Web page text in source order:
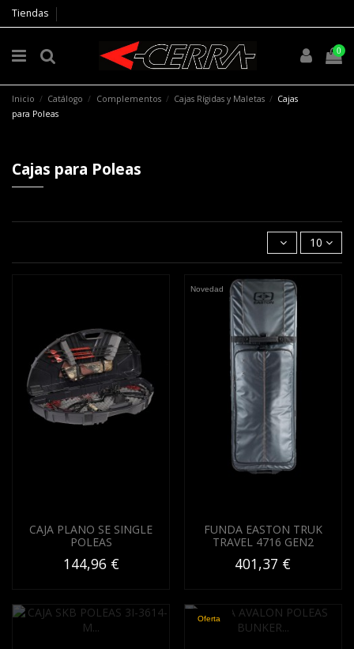
Tiendas
0
Inicio Catálogo Complementos Cajas Rígidas y Maletas
Cajas
para Poleas
Cajas para Poleas
10
CAJA PLANO SE SINGLE
POLEAS
144,96 €
Novedad
FUNDA EASTON TRUK
TRAVEL 4716 GEN2
401,37 €
Oferta